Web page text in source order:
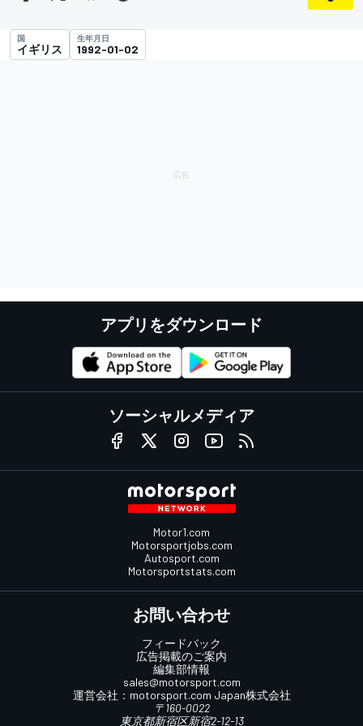
国
イギリス
生年月日
1992-01-02
アプリをダウンロード
ソーシャルメディア
Motor1.com
Motorsportjobs.com
Autosport.com
Motorsportstats.com
お問い合わせ
フィードバック
広告掲載のご案内
編集部情報
sales@motorsport.com
運営会社： motorsport.com Japan株式会社
〒160-0022
東京都新宿区新宿2-12-13